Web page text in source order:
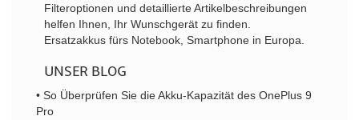
Filteroptionen und detaillierte Artikelbeschreibungen
helfen Ihnen, Ihr Wunschgerät zu finden.
Ersatzakkus fürs Notebook, Smartphone in Europa.
UNSER BLOG
• So Überprüfen Sie die Akku-Kapazität des OnePlus 9
Pro